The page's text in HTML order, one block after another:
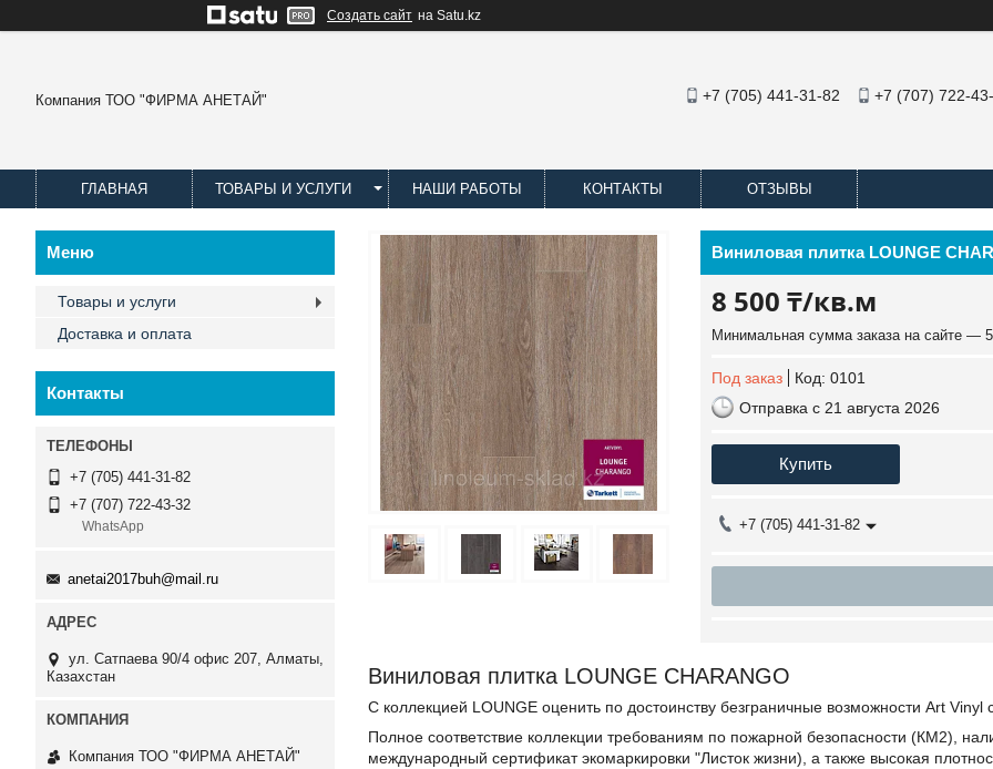
Создать сайт на Satu.kz
Компания ТОО "ФИРМА АНЕТАЙ" +7 (705) 441-31-82 +7 (707) 722-
ГЛАВНАЯ ТОВАРЫ И УСЛУГИ НАШИ РАБОТЫ КОНТАКТЫ ОТЗЫВЫ
Виниловая плитка LOUNGE
8 500 ₸/кв.м
Минимальная сумма заказа на сайте —
Под заказ Код: 0101
Отправка с 21 августа 2026
Купить
+7 (705) 441-31-82
Виниловая плитка LOUNGE CHARANGO
С коллекцией LOUNGE оценить по достоинству безграничные возможности Art
Полное соответствие коллекции требованиям по пожарной безопасности (КМ2),
международный сертификат экомаркировки "Листок жизни), а также высокая
Товары и услуги
Доставка и оплата
Контакты
+7 (705) 441-31-82
+7 (707) 722-43-32
WhatsApp
anetai2017buh@mail.ru
ул. Сатпаева 90/4 офис 207, Алматы,
Казахстан
Компания ТОО "ФИРМА АНЕТАЙ"